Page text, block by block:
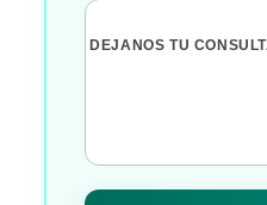
DEJANOS TU